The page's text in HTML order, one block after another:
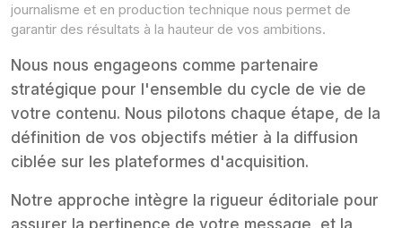
journalisme et en production technique nous permet de
garantir des résultats à la hauteur de vos ambitions.
Nous nous engageons comme partenaire
stratégique pour l'ensemble du cycle de vie de
votre contenu. Nous pilotons chaque étape, de la
définition de vos objectifs métier à la diffusion
ciblée sur les plateformes d'acquisition.
Notre approche intègre la rigueur éditoriale pour
assurer la pertinence de votre message, et la